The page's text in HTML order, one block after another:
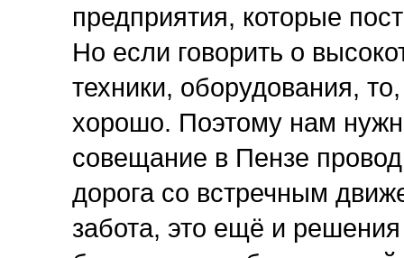
предприятия, которые
Но если говорить о
техники, оборудования,
хорошо. Поэтому нам
совещание в Пензе
дорога со встречным
забота, это ещё и